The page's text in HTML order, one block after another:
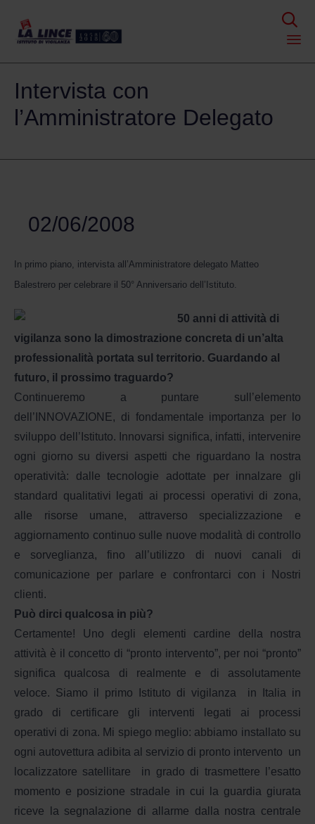

Intervista con
l’Amministratore Delegato
02/06/2008
In primo piano, intervista all’Amministratore delegato Matteo
Balestrero per celebrare il 50° Anniversario dell’Istituto.
50 anni di attività di
vigilanza sono la dimostrazione concreta di un’alta
professionalità portata sul territorio. Guardando al
futuro, il prossimo traguardo?
Continueremo a puntare sull’elemento
dell’INNOVAZIONE, di fondamentale importanza per lo
sviluppo dell’Istituto. Innovarsi significa, infatti, intervenire
ogni giorno su diversi aspetti che riguardano la nostra
operatività: dalle tecnologie adottate per innalzare gli
standard qualitativi legati ai processi operativi di zona,
alle risorse umane, attraverso specializzazione e
aggiornamento continuo sulle nuove modalità di controllo
e sorveglianza, fino all’utilizzo di nuovi canali di
comunicazione per parlare e confrontarci con i Nostri
clienti.
Può dirci qualcosa in più?
Certamente! Uno degli elementi cardine della nostra
attività è il concetto di “pronto intervento”, per noi “pronto”
significa qualcosa di realmente e di assolutamente
veloce. Siamo il primo Istituto di vigilanza
in Italia in
grado di certificare gli interventi legati ai processi
operativi di zona. Mi spiego meglio: abbiamo installato su
ogni autovettura adibita al servizio di pronto intervento un
localizzatore satellitare
in grado di trasmettere l’esatto
momento e posizione stradale in cui la guardia giurata
riceve la segnalazione di allarme dalla nostra centrale